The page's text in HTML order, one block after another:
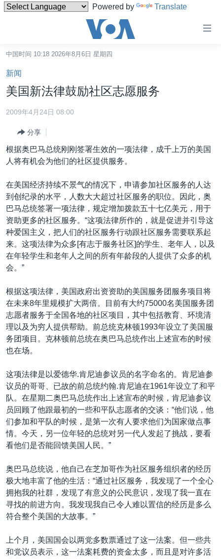
Powered by Translate
碍
链
接
跳
转
转
导
航
跳
港澳
国际
印太
中东
欧洲
非洲
美洲
经济·金融·贸易
人权·法律·宗教
科教·文娱·体健
军事
劳工
美中关系
热点专题
白宫要闻
国会报道
美中关系
埃博拉疫情
美国之音专访
重要讲话与声明
台海两岸关系
关注西藏
关注新疆
GEN Z 看美国
VOA视频
VOA今日焦点
中文广播
关注我们
其他语言网站
中国时间 10:18 2026年8月6日 星期四
新闻
美国新法律鼓励社区志愿服务
2009年4月24日 08:00
分享
根据奥巴马总统刚刚签署生效的一项法律，成千上万的美国
人将有机会为他们的社区提供服务。
在美国经济持续不景气的情况下，申请参加社区服务的人达
到创纪录的水平，人数大大超过社区服务的职位。因此，奥
巴马总统签署一项法律，规定增加拨款五十七亿美元，用于
资助更多的社区服务。“这项法律所作的，就是促进并引导这
种爱国主义，把人们的社区服务行动跟社区服务需要联系起
来。这项法律为众多[有志于服务社区]的学生、老年人，以及
在年轻学生和老年人之间的所有年龄段的人提供了众多的机
会。”
根据这项法律，美国政府出资资助的美国服务团服务项目将
在未来8年里规模扩大两倍。目前有大约75000名美国服务团
志愿者服务于全国各地的社区项目，其中包括教育、环境清
理以及为穷人提供帮助。前总统克林顿1993年设立了美国服
务团项目。克林顿前总统在奥巴马总统作出上述宣布的时候
也在场。
这项法律是以爱德华.肯尼迪参议员的名字命名的。肯尼迪参
议员的哥哥、已故的前总统约翰.肯尼迪在1961年设立了和平
队。在星期二奥巴马总统作出上述宣布的时候，肯尼迪参议
员回顾了他跟最初的一些和平队志愿者的交谈：“他们说，他
们参加和平队的时候，是第一次有人要求他们为国家做点事
情。今天，另一位年轻的总统对另一代人发起了挑战，要看
看他们是否能回馈美国人民。”
奥巴马总统说，他自己在芝加哥作为社区服务组织者的经历
极大地丰富了他的生活：“通过社区服务，我发现了一个全心
拥抱我的社群，发现了有意义的公民意识，发现了我一直在
寻找的前进方向。我发现我自己令人难以置信的经历是多么
符合整个美国的大故事。”
上个月，美国国会以两党多数票通过了这一法案。但一些共
和党议员表示，这一法案耗费的资金太多，而且是对许多活